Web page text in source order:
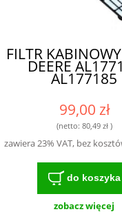
FILTR
DEERE
AL177185
99,00 zł
(netto: 80,49 zł)
zawiera 23% VAT, bez
do koszyka
zobacz więcej